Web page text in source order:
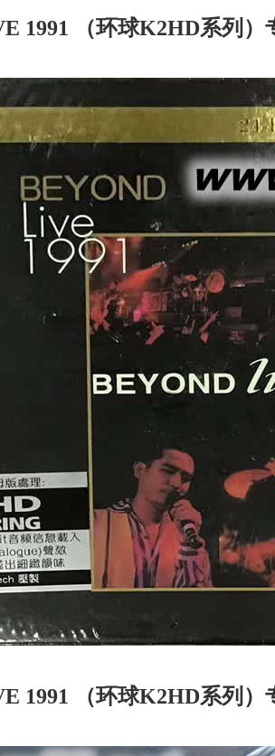
1991 （环球K2HD系列）
1991 （环球K2HD系列）